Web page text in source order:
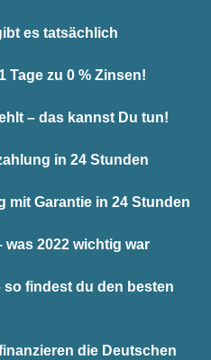
es tatsächlich
Tage zu 0 % Zinsen!
– das kannst Du tun!
in 24 Stunden
mit Garantie in 24 Stunden
was 2022 wichtig war
so findest du den besten
die Deutschen